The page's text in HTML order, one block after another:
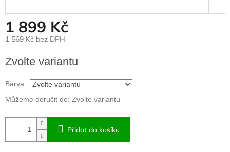
1 899 Kč
1 569 Kč bez DPH
cena:
Zvolte variantu
Barva
Můžeme doručit do: Zvolte variantu
Přidat do košíku